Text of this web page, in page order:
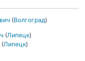
(Волгоград)
(Липецк)
(Липецк)